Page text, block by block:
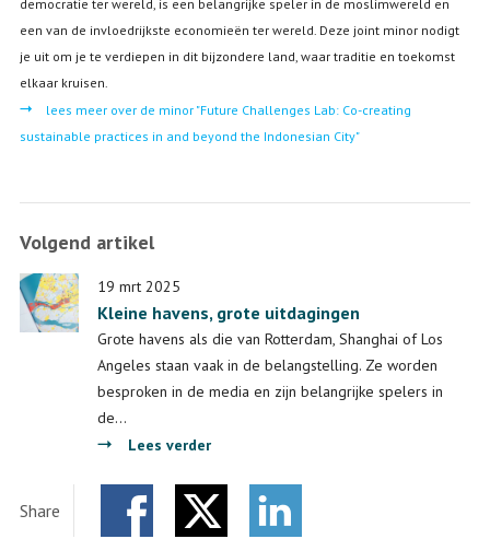
democratie ter wereld, is een belangrijke speler in de moslimwereld en
een van de invloedrijkste economieën ter wereld. Deze joint minor nodigt
je uit om je te verdiepen in dit bijzondere land, waar traditie en toekomst
elkaar kruisen.
lees meer over de minor "Future Challenges Lab: Co-creating
sustainable practices in and beyond the Indonesian City"
Volgend artikel
19 mrt 2025
Kleine havens, grote uitdagingen
Grote havens als die van Rotterdam, Shanghai of Los
Angeles staan vaak in de belangstelling. Ze worden
besproken in de media en zijn belangrijke spelers in
de…
Lees verder
havens,
grote
Share